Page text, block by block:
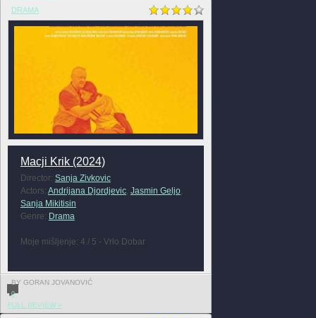
DRAMA
Macji Krik (2024)
Director: Sanja Zivkovic
Actors: Andrijana Djordjevic, Jasmin Geljo,
Sanja Mikitisin
Genre: Drama
Moje mišljenje: 4 / 5 - Vrlo Dobar
BY GORAN JOVANOVIĆ
0
FULL REVIEW »